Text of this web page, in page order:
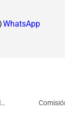
WhatsApp